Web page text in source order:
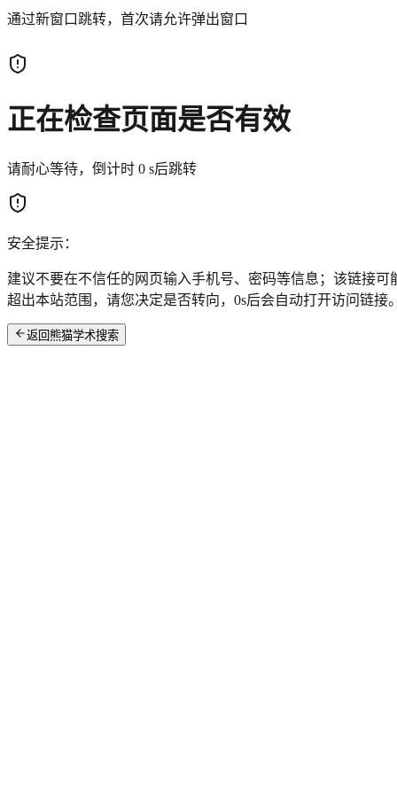
通过新窗口跳转，首次请允许弹出窗口
正在检查页面是否有效
请耐心等待，倒计时 0 s后跳转
安全提示：
建议不要在不信任的网页输入手机号、密码等信息；该链接可
超出本站范围，请您决定是否转向， 0s后会自动打开访问链接
返回熊猫学术搜索